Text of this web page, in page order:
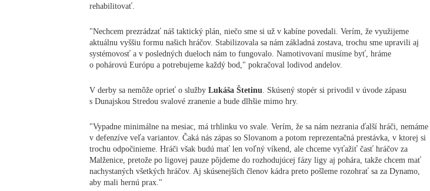
rehabilitovať.
"Nechcem prezrádzať náš taktický plán, niečo sme si už v kabíne povedali. Verím, že využijeme
aktuálnu vyššiu formu našich hráčov. Stabilizovala sa nám základná zostava, trochu sme upravili aj
systémovosť a v posledných dueloch nám to fungovalo. Namotivovaní musíme byť, hráme
o pohárovú Európu a potrebujeme každý bod," pokračoval lodivod andelov.
V derby sa nemôže oprieť o služby Lukáša Štetinu . Skúsený stopér si privodil v úvode zápasu
s Dunajskou Stredou svalové zranenie a bude dlhšie mimo hry.
"Vypadne minimálne na mesiac, má trhlinku vo svale. Verím, že sa nám nezrania ďalší hráči, nemáme
v defenzíve veľa variantov. Čaká nás zápas so Slovanom a potom reprezentačná prestávka, v ktorej si
trochu odpočinieme. Hráči však budú mať len voľný víkend, ale chceme vyťažiť časť hráčov za
Malženice, pretože po ligovej pauze pôjdeme do rozhodujúcej fázy ligy aj pohára, takže chcem mať
nachystaných všetkých hráčov. Aj skúsenejších členov kádra preto pošleme rozohrať sa za Dynamo,
aby mali hernú prax."